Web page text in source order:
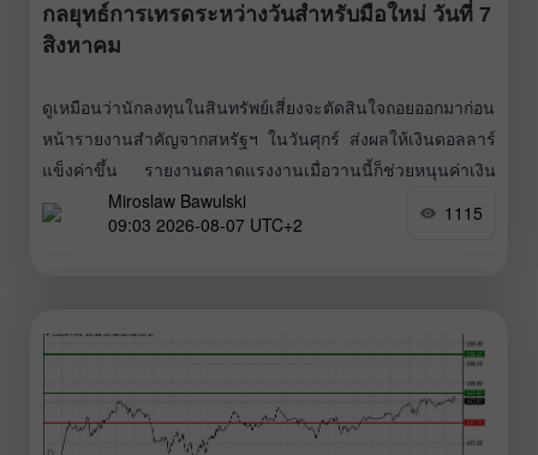
กลยุทธ์การเทรดระหว่างวันสำหรับมือใหม่ วันที่ 7
สิงหาคม
ดูเหมือนว่านักลงทุนในสินทรัพย์เสี่ยงจะตัดสินใจถอยออกมาก่อน
หน้ารายงานสำคัญจากสหรัฐฯ ในวันศุกร์ ส่งผลให้เงินดอลลาร์
แข็งค่าขึ้น รายงานตลาดแรงงานเมื่อวานนี้ก็ช่วยหนุนค่าเงิน
ดอลลาร์เช่นกัน จำนวนผู้ขอรับสวัสดิการว่างงานครั้งแรกใน
สัปดาห์สิ้นสุดวันที่ 1 สิงหาคม อยู่ที่ 199,000 ราย เพิ่มขึ้นเพียง
Miroslaw Bawulski
09:03 2026-08-07 UTC+2
1115